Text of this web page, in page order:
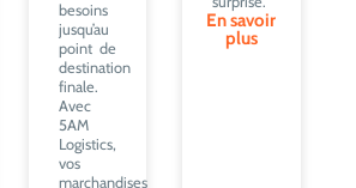
besoins
jusqu’au
point de
destination
finale.
Avec
5AM
Logistics,
vos
marchandises
En savoir
plus